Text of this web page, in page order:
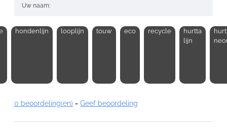
Uw naam:
Opmerking:
Note:HTML-code wordt niet vertaald!
hondenlijn looplijn touw eco recycle
hurtta
lijn
0 beoordeling(en) - Geef beoordeling